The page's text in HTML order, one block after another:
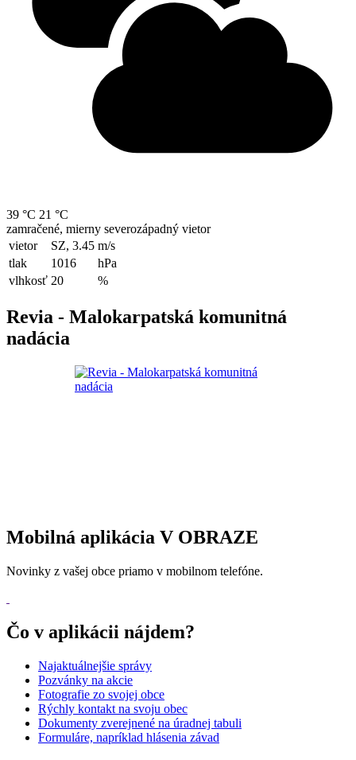
39 °C 21 °C
zamračené, mierny severozápadný vietor
vietor
SZ, 3.45 m/s
tlak
1016
hPa
vlhkosť 20 %
Revia - Malokarpatská komunitná
nadácia
Mobilná aplikácia V OBRAZE
Novinky z vašej obce priamo v mobilnom telefóne.
Čo v aplikácii nájdem?
Najaktuálnejšie správy
Pozvánky na akcie
Fotografie zo svojej obce
Rýchly kontakt na svoju obec
Dokumenty zverejnené na úradnej tabuli
Formuláre, napríklad hlásenia závad